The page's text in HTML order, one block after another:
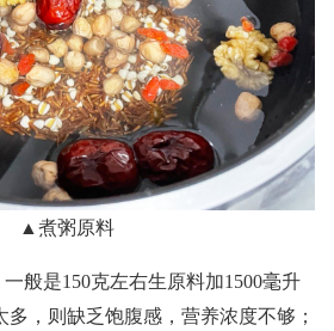
▲煮粥原料
一般是150克左右生原料加1500毫升
，则缺乏饱腹感，营养浓度不够；